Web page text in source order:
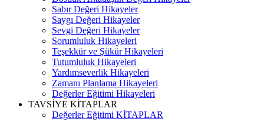
Sabır Değeri Hikayeler
Saygı Değeri Hikayeler
Sevgi Değeri Hikayeler
Sorumluluk Hikayeleri
Teşekkür ve Şükür Hikayeleri
Tutumluluk Hikayeleri
Yardımseverlik Hikayeleri
Zamanı Planlama Hikayeleri
Değerler Eğitimi Hikayeleri
TAVSİYE KİTAPLAR
Değerler Eğitimi KİTAPLAR